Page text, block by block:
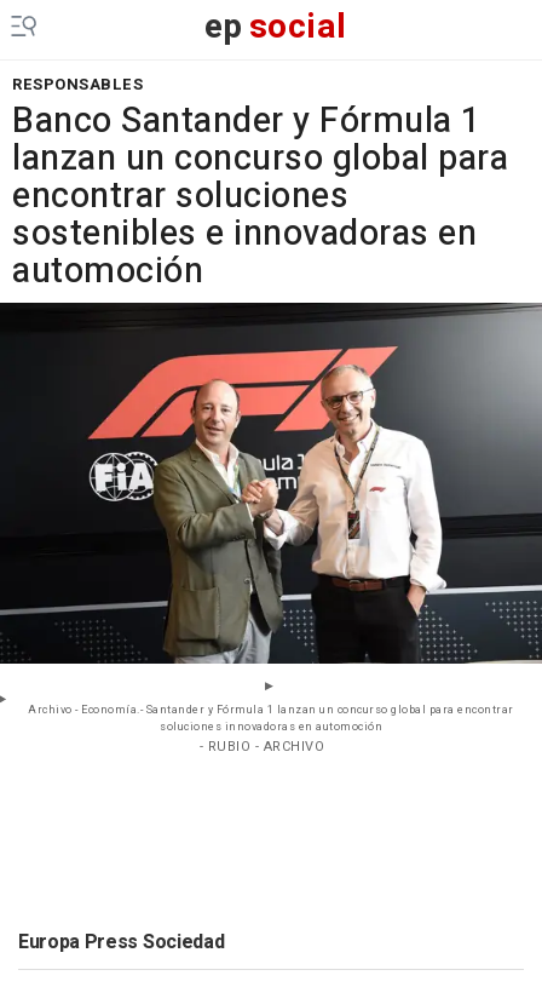
epsocial
RESPONSABLES
Banco Santander y Fórmula 1
lanzan un concurso global para
encontrar soluciones
sostenibles e innovadoras en
automoción
Archivo - Economía.- Santander y Fórmula 1 lanzan un concurso global para encontrar
soluciones innovadoras en automoción
- RUBIO - ARCHIVO
Europa Press Sociedad